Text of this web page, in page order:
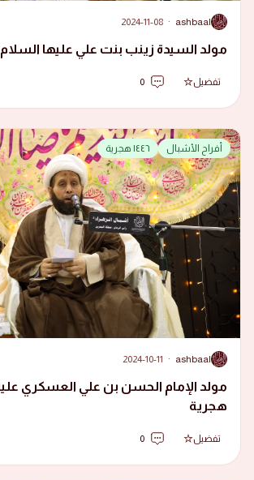
A
ashbaal
·
2024-11-08
مولد السيدة زينب بنت علي عليها السلام 1446 هجرية
تفضيل 0
أفراح الأشبال ١٤٤٦ هجرية
A
ashbaal
·
2024-10-11
هجرية
تفضيل 0